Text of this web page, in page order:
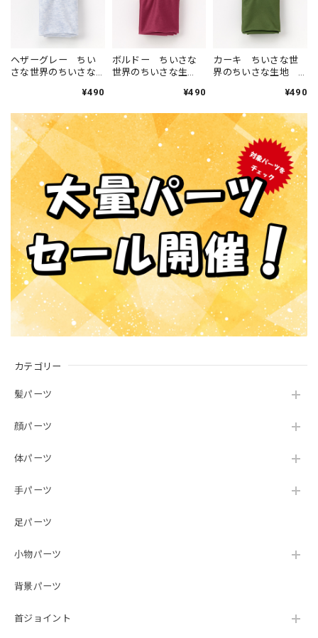
カテゴリー
髪パーツ
顔パーツ
体パーツ
手パーツ
足パーツ
小物パーツ
背景パーツ
首ジョイント
ヘザーグレー ちい
さな世界のちいさな
¥490
ボルドー ちいさな
世界のちいさな生
¥490
カーキ ちいさな世
界のちいさな生地
¥490